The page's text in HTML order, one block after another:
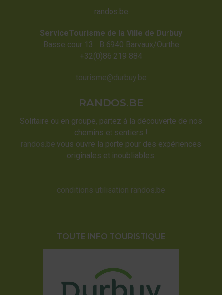
randos.be
ServiceTourisme de la Ville de Durbuy
Basse cour 13 B 6940 Barvaux/Ourthe
+32(0)86 219 884
tourisme@durbuy.be
RANDOS.BE
Solitaire ou en groupe, partez à la découverte de nos
chemins et sentiers !
randos.be vous ouvre la porte pour des expériences
originales et inoubliables.
conditions utilisation randos.be
TOUTE INFO TOURISTIQUE